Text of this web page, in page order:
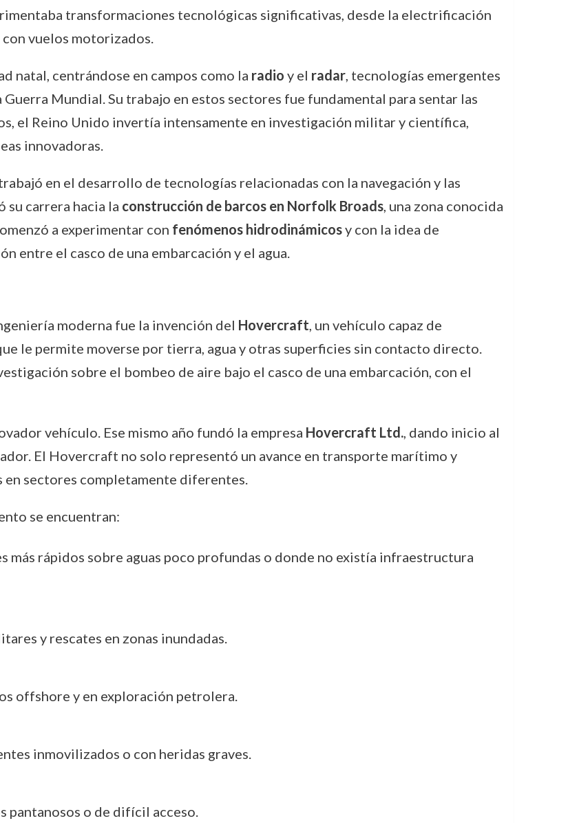
transformaciones tecnológicas significativas, desde la electrificación
vuelos motorizados.
natal, centrándose en campos como la radio y el radar, tecnologías emergentes
Mundial. Su trabajo en estos sectores fue fundamental para sentar las
el Reino Unido invertía intensamente en investigación militar y científica,
innovadoras.
en el desarrollo de tecnologías relacionadas con la navegación y las
carrera hacia la construcción de barcos en Norfolk Broads, una zona conocida
a experimentar con fenómenos hidrodinámicosy con la idea de
entre el casco de una embarcación y el agua.
moderna fue la invención del Hovercraft, un vehículo capaz de
le permite moverse por tierra, agua y otras superficies sin contacto directo.
sobre el bombeo de aire bajo el casco de una embarcación, con el
vehículo. Ese mismo año fundó la empresa Hovercraft Ltd., dando inicio al
El Hovercraft no solo representó un avance en transporte marítimo y
sectores completamente diferentes.
se encuentran:
más rápidos sobre aguas poco profundas o donde no existía infraestructura
y rescates en zonas inundadas.
offshore y en exploración petrolera.
inmovilizados o con heridas graves.
pantanosos o de difícil acceso.